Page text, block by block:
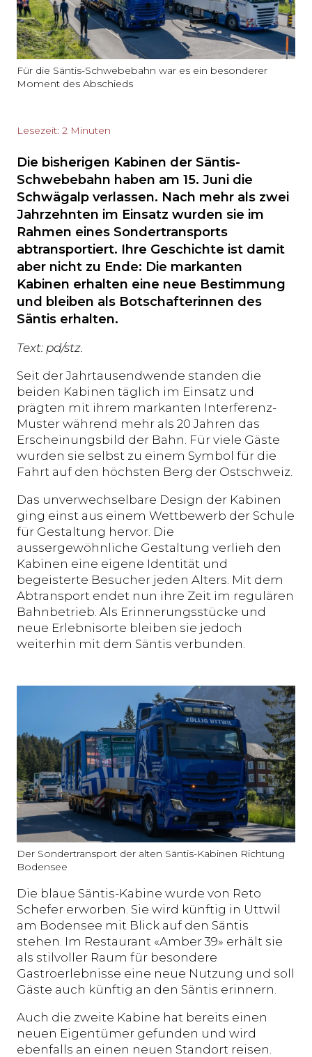
Für die Säntis-Schwebebahn war es ein besonderer
Moment des Abschieds
Lesezeit: 2 Minuten
Die bisherigen Kabinen der Säntis-
Schwebebahn haben am 15. Juni die
Schwägalp verlassen. Nach mehr als zwei
Jahrzehnten im Einsatz wurden sie im
Rahmen eines Sondertransports
abtransportiert. Ihre Geschichte ist damit
aber nicht zu Ende: Die markanten
Kabinen erhalten eine neue Bestimmung
und bleiben als Botschafterinnen des
Säntis erhalten.
Text: pd/stz.
Seit der Jahrtausendwende standen die
beiden Kabinen täglich im Einsatz und
prägten mit ihrem markanten Interferenz-
Muster während mehr als 20 Jahren das
Erscheinungsbild der Bahn. Für viele Gäste
wurden sie selbst zu einem Symbol für die
Fahrt auf den höchsten Berg der Ostschweiz.
Das unverwechselbare Design der Kabinen
ging einst aus einem Wettbewerb der Schule
für Gestaltung hervor. Die
aussergewöhnliche Gestaltung verlieh den
Kabinen eine eigene Identität und
begeisterte Besucher jeden Alters. Mit dem
Abtransport endet nun ihre Zeit im regulären
Bahnbetrieb. Als Erinnerungsstücke und
neue Erlebnisorte bleiben sie jedoch
weiterhin mit dem Säntis verbunden.
Der Sondertransport der alten Säntis-Kabinen Richtung
Bodensee
Die blaue Säntis-Kabine wurde von Reto
Schefer erworben. Sie wird künftig in Uttwil
am Bodensee mit Blick auf den Säntis
stehen. Im Restaurant «Amber 39» erhält sie
als stilvoller Raum für besondere
Gastroerlebnisse eine neue Nutzung und soll
Gäste auch künftig an den Säntis erinnern.
Auch die zweite Kabine hat bereits einen
neuen Eigentümer gefunden und wird
ebenfalls an einen neuen Standort reisen.